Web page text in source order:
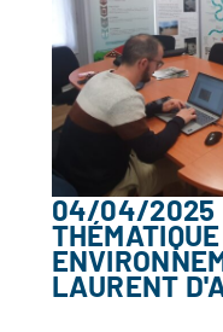
04/04/2025 :
LAURENT